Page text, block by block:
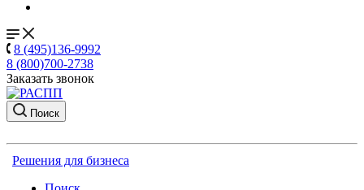
8 (495)136-9992
8 (800)700-2738
Заказать звонок
Поиск
Решения для бизнеса